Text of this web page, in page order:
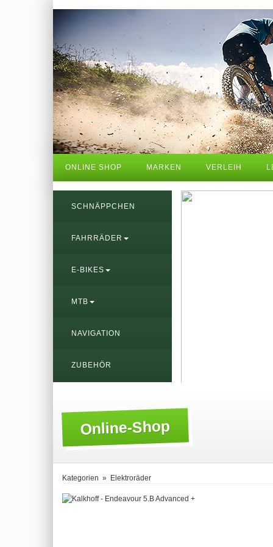
ONLINE SHOP MARKEN VERLEIH
SCHNÄPPCHEN
FAHRRÄDER
E-BIKES
MTB
NAVIGATION
ZUBEHÖR
Online-Shop
Kategorien » Elektroräder